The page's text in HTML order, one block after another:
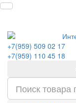
+7(959) 509 02 17
+7(959) 110 45 18